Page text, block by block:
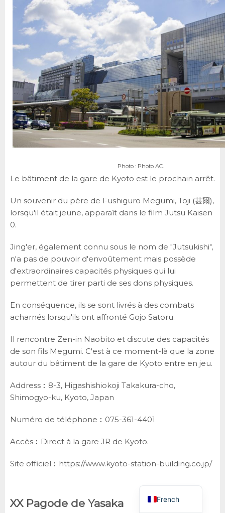
Photo : Photo AC.
Le bâtiment de la gare de Kyoto est le prochain arrêt.
Un souvenir du père de Fushiguro Megumi, Toji (甚爾),
lorsqu'il était jeune, apparaît dans le film Jutsu Kaisen
0.
Jing'er, également connu sous le nom de "Jutsukishi",
n'a pas de pouvoir d'envoûtement mais possède
d'extraordinaires capacités physiques qui lui
permettent de tirer parti de ses dons physiques.
En conséquence, ils se sont livrés à des combats
acharnés lorsqu'ils ont affronté Gojo Satoru.
Il rencontre Zen-in Naobito et discute des capacités
de son fils Megumi. C'est à ce moment-là que la zone
autour du bâtiment de la gare de Kyoto entre en jeu.
Address︰8-3, Higashishiokoji Takakura-cho,
Shimogyo-ku, Kyoto, Japan
Numéro de téléphone︰075-361-4401
Accès︰Direct à la gare JR de Kyoto.
Site officiel︰ https://www.kyoto-station-building.co.jp/
XX Pagode de Yasaka French
Chinese